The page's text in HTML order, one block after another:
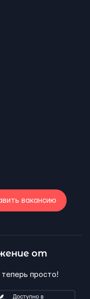
вакансию
от
просто!